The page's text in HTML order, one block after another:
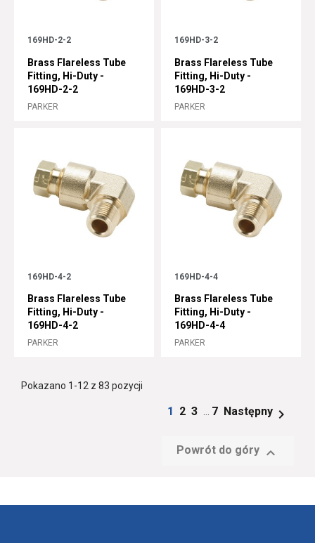
169HD-2-2
Brass Flareless Tube
Fitting, Hi-Duty -
169HD-2-2
PARKER
169HD-3-2
Brass Flareless Tube
Fitting, Hi-Duty -
169HD-3-2
PARKER
169HD-4-2
Brass Flareless Tube
Fitting, Hi-Duty -
169HD-4-2
PARKER
169HD-4-4
Brass Flareless Tube
Fitting, Hi-Duty -
169HD-4-4
PARKER
Pokazano 1-12 z 83 pozycji
1 2 3 … 7 Następny 
Powrót do góry 